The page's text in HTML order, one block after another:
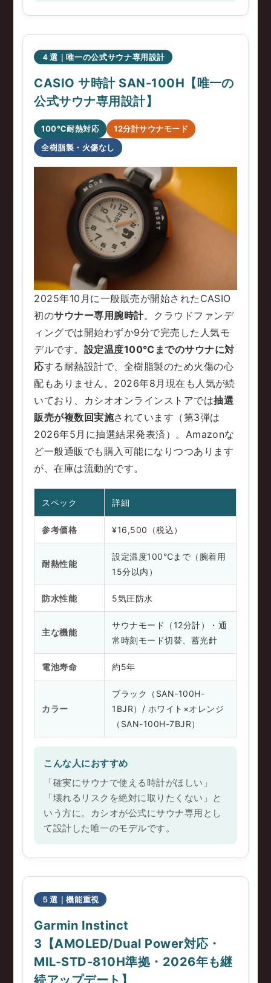
４選｜唯一の公式サウナ専用設計
CASIO サ時計 SAN-100H【唯一の
公式サウナ専用設計】
100℃耐熱対応
12分計サウナモード
全樹脂製・火傷なし
2025年10月に一般販売が開始されたCASIO
初のサウナー専用腕時計。クラウドファンデ
ィングでは開始わずか9分で完売した人気モ
デルです。 設定温度100℃までのサウナに対
応する耐熱設計で、全樹脂製のため火傷の心
配もありません。2026年8月現在も人気が続
いており、カシオオンラインストアでは抽選
販売が複数回実施されています（第3弾は
2026年5月に抽選結果発表済）。Amazonな
ど一般通販でも購入可能になりつつあります
が、在庫は流動的です。
スペック 詳細
参考価格 ¥16,500（税込）
耐熱性能
設定温度100℃まで（腕着用
15分以内）
防水性能 5気圧防水
主な機能
サウナモード（12分計）・通
常時刻モード切替、蓄光針
電池寿命 約5年
カラー
ブラック（SAN-100H-
1BJR）/ ホワイト×オレンジ
（SAN-100H-7BJR）
こんな人におすすめ
「確実にサウナで使える時計がほしい」
「壊れるリスクを絶対に取りたくない」と
いう方に。カシオが公式にサウナ専用とし
て設計した唯一のモデルです。
５選｜機能重視
Garmin Instinct
3【AMOLED/Dual Power対応・
MIL-STD-810H準拠・2026年も継
続アップデート】